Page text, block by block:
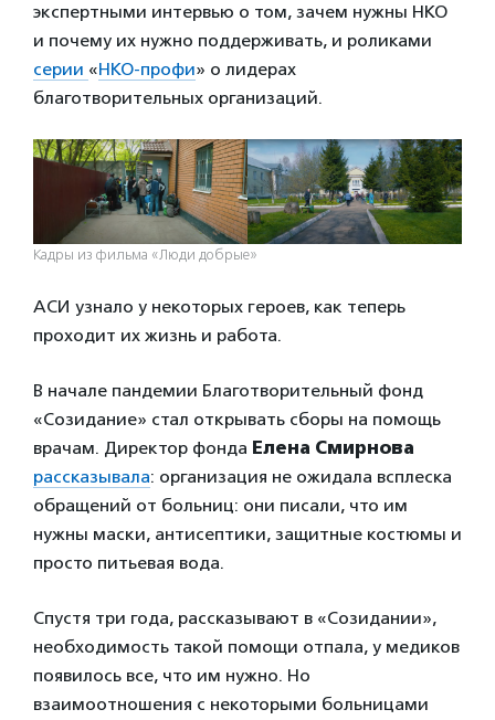
экспертными интервью о том, зачем нужны НКО
и почему их нужно поддерживать, и роликами
серии «НКО-профи» о лидерах
благотворительных организаций.
Кадры из фильма «Люди добрые»
АСИ узнало у некоторых героев, как теперь
проходит их жизнь и работа.
В начале пандемии Благотворительный фонд
«Созидание» стал открывать сборы на помощь
врачам. Директор фонда Елена Смирнова
рассказывала: организация не ожидала всплеска
обращений от больниц: они писали, что им
нужны маски, антисептики, защитные костюмы и
просто питьевая вода.
Спустя три года, рассказывают в «Созидании»,
необходимость такой помощи отпала, у медиков
появилось все, что им нужно. Но
взаимоотношения с некоторыми больницами